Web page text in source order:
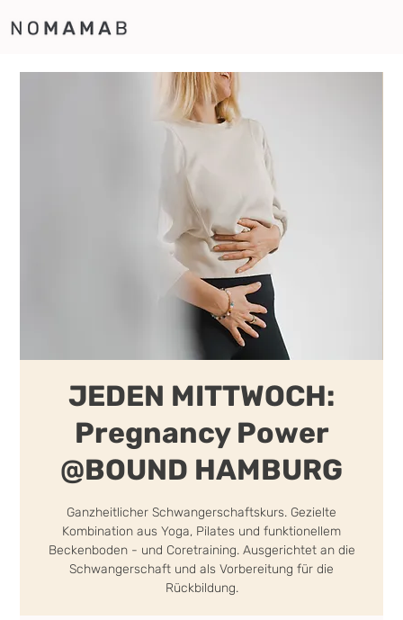
JEDEN MITTWOCH:
Pregnancy Power
@BOUND HAMBURG
Ganzheitlicher Schwangerschaftskurs. Gezielte
Kombination aus Yoga, Pilates und funktionellem
Beckenboden - und Coretraining. Ausgerichtet an die
Schwangerschaft und als Vorbereitung für die
Rückbildung.